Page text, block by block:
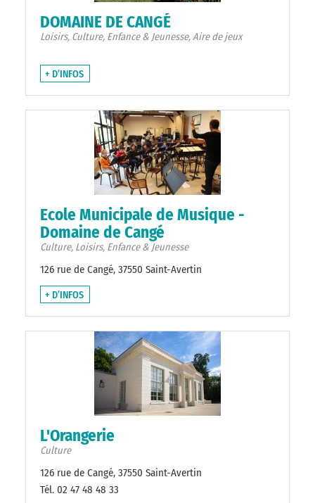
DOMAINE DE CANGÉ
Loisirs, Culture, Enfance & Jeunesse, Aire de jeux
+ D’INFOS
Ecole Municipale de Musique -
Domaine de Cangé
Culture, Loisirs, Enfance & Jeunesse
126 rue de Cangé, 37550 Saint-Avertin
+ D’INFOS
L'Orangerie
Culture
126 rue de Cangé, 37550 Saint-Avertin
Tél. 02 47 48 48 33